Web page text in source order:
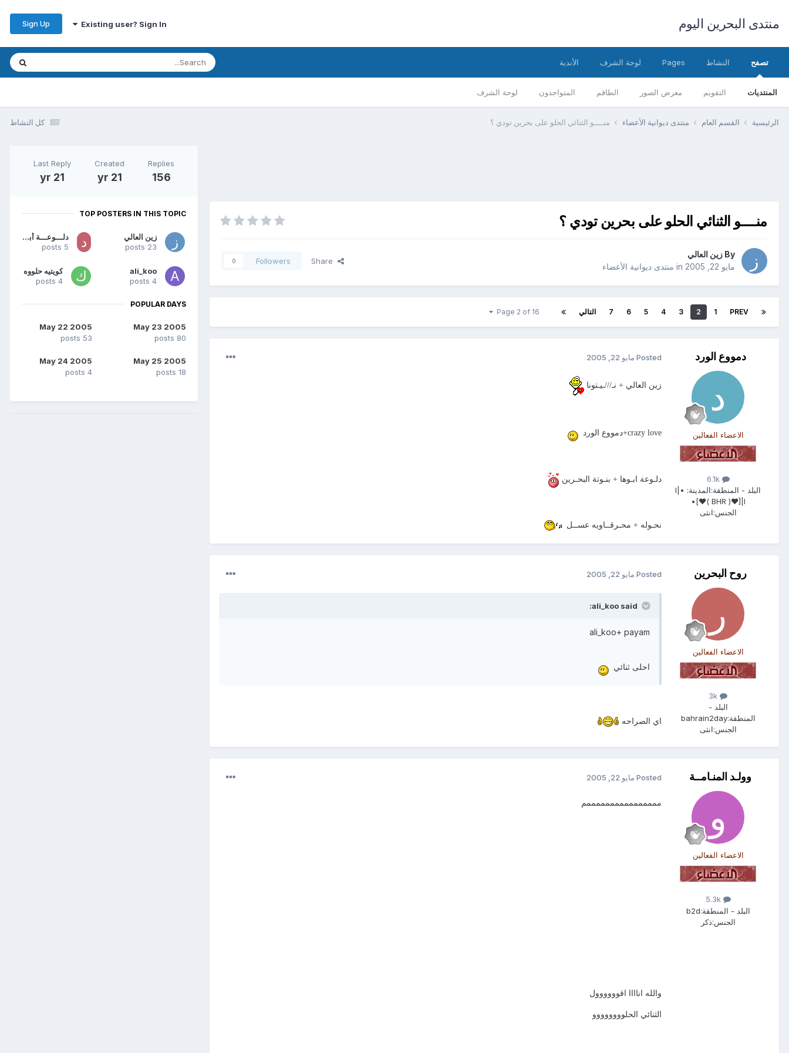
منتدى البحرين اليوم Existing user? Sign In
Sign Up
تصفح
المنتديات التقويم معرض الصور الطاقم المتواجدون لوحة الشرف
النشاط Pages لوحة الشرف الأندية
كل النشاط الرئيسية القسم العام منتدى ديوانية الأعضاء منــــو الثنائي الحلو على بحرين تودي ؟
منــــو الثنائي الحلو على بحرين تودي ؟
By زين العالي
مايو 22, 2005
منتدى ديوانية الأعضاء
Followers
0
PREV
1
2
3
4
5
6
7 التالي Page 2 of 16
دمووع الورد
الاعضاء الفعالين
6.1k
البلد - المنطقة:
المدينة: •I|
[♥( BHR )♥]|I•
الجنس:انثى
Posted مايو 22, 2005
زين العالي + نـ///ـيـتونا
crazy love+دمووع الورد
دلـوعة ابـوها + بنـوتة البحـرين
نحـوله + محـرقــاويه عســل
روح البحرين
الاعضاء الفعالين
البلد -
المنطقة:bahrain2day
الجنس:انثى
Posted مايو 22, 2005
ali_koo+ payam
احلى ثنائي
اي الصراحه
وولـد المنـامــة
الاعضاء الفعالين
5.3k
البلد - المنطقة:b2d
الجنس:ذكر
Posted مايو 22, 2005
ممممممممممممممممم
والله اناااا اقوووووول
الثنائي الحلوووووووو
Replies
156
Created
21 yr
Last Reply
21 yr
TOP POSTERS IN THIS TOPIC
زين العالي
23 posts
دلـــوعـــة أبـــوهــــا
5 posts
ali_koo
4 posts
كويتيه حلووه
4 posts
POPULAR DAYS
May 23 2005
80 posts
May 22 2005
53 posts
May 25 2005
18 posts
May 24 2005
4 posts